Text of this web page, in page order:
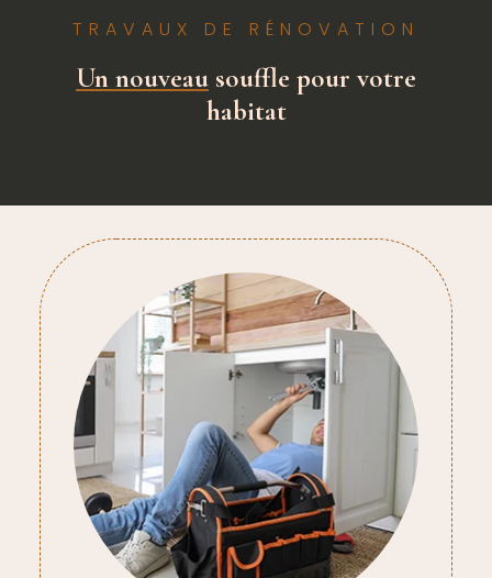
TRAVAUX DE RÉNOVATION
Un nouveau souffle pour votre
habitat